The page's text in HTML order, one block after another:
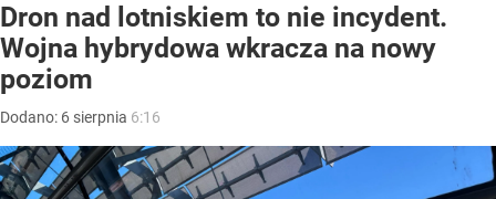
Dron nad lotniskiem to nie incydent.
Wojna hybrydowa wkracza na nowy
poziom
Dodano: 6 sierpnia 6:16